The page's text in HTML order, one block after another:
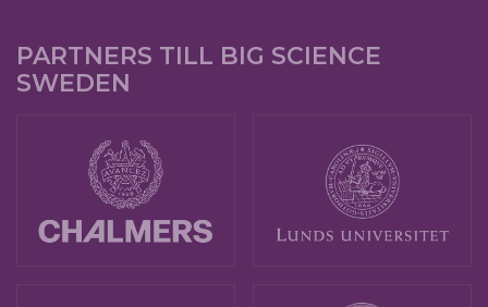
PARTNERS TILL BIG SCIENCE
SWEDEN